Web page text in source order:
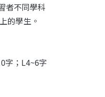
者不同學科
的學生。
字；L4~6字